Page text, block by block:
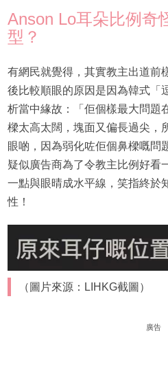
Anson Lo耳朵比例奇
型？
有網民就覺得，其實教主出道前
後比較順眼的原因是因為韓式「
析當中緣故：「佢個樣最大問題
樑太高太闊，塊面又偏長過尖，
眼啲，因為弱化咗佢個鼻樑嘅問
疑似廣告商為了令教主比例好看
一點與眼晴成水平線，笑指終於
性！
（圖片來源：LIHKG截圖）
廣告